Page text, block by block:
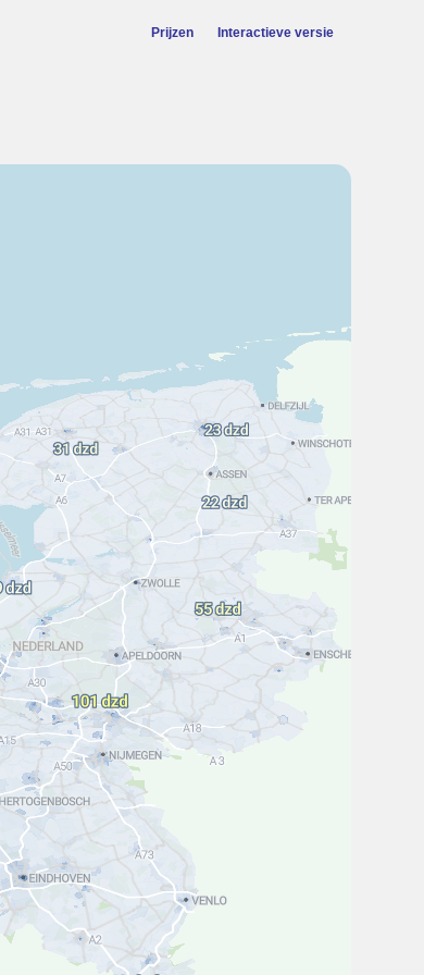
Prijzen Interactieve versie